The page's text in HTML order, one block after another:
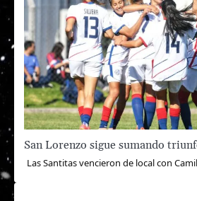
San Lorenzo sigue sumando
Las Santitas vencieron de local con